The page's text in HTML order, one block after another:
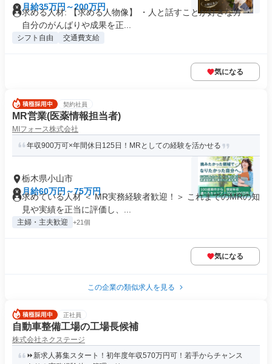
月給35万円～200万円
求める人材: 【求める人物像】 ・人と話すことが好きな方 ・
自分のがんばりや成果を正...
シフト自由 交通費支給
気になる
契約社員
MR営業(医薬情報担当者)
MIフォース株式会社
年収900万可×年間休日125日！MRとしての経験を活かせる
栃木県小山市
月給60万円～75万円
求めている人材 ＜ MR実務経験者歓迎！＞ これまでのMRの知
見や実績を正当に評価し、...
主婦・主夫歓迎 +21個
気になる
この企業の類似求人を見る
正社員
自動車整備工場の工場長候補
株式会社ネクステージ
⏩️新求人募集スタート！初年度年収570万円可！若手からチャンス